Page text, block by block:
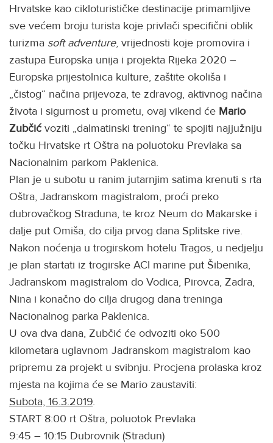
Hrvatske kao cikloturističke destinacije primamljive
sve većem broju turista koje privlači specifični oblik
turizma soft adventure, vrijednosti koje promovira i
zastupa Europska unija i projekta Rijeka 2020 –
Europska prijestolnica kulture, zaštite okoliša i
„čistog“ načina prijevoza, te zdravog, aktivnog načina
života i sigurnost u prometu, ovaj vikend će Mario
Zubčićvoziti „dalmatinski trening“ te spojiti najjužniju
točku Hrvatske rt Oštra na poluotoku Prevlaka sa
Nacionalnim parkom Paklenica.
Plan je u subotu u ranim jutarnjim satima krenuti s rta
Oštra, Jadranskom magistralom, proći preko
dubrovačkog Straduna, te kroz Neum do Makarske i
dalje put Omiša, do cilja prvog dana Splitske rive.
Nakon noćenja u trogirskom hotelu Tragos, u nedjelju
je plan startati iz trogirske ACI marine put Šibenika,
Jadranskom magistralom do Vodica, Pirovca, Zadra,
Nina i konačno do cilja drugog dana treninga
Nacionalnog parka Paklenica.
U ova dva dana, Zubčić će odvoziti oko 500
kilometara uglavnom Jadranskom magistralom kao
pripremu za projekt u svibnju. Procjena prolaska kroz
mjesta na kojima će se Mario zaustaviti:
Subota, 16.3.2019.
START 8:00 rt Oštra, poluotok Prevlaka
9:45 – 10:15 Dubrovnik (Stradun)